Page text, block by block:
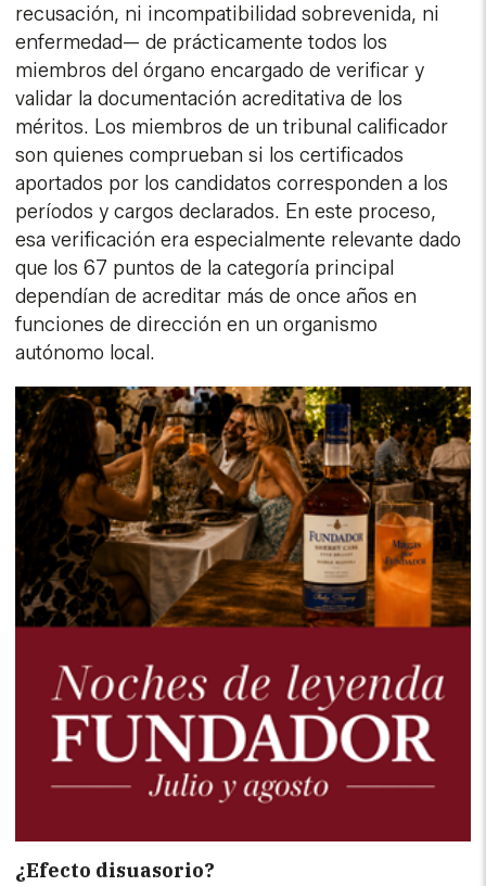
recusación, ni incompatibilidad sobrevenida, ni
enfermedad— de prácticamente todos los
miembros del órgano encargado de verificar y
validar la documentación acreditativa de los
méritos. Los miembros de un tribunal calificador
son quienes comprueban si los certificados
aportados por los candidatos corresponden a los
períodos y cargos declarados. En este proceso,
esa verificación era especialmente relevante dado
que los 67 puntos de la categoría principal
dependían de acreditar más de once años en
funciones de dirección en un organismo
autónomo local.
¿Efecto disuasorio?